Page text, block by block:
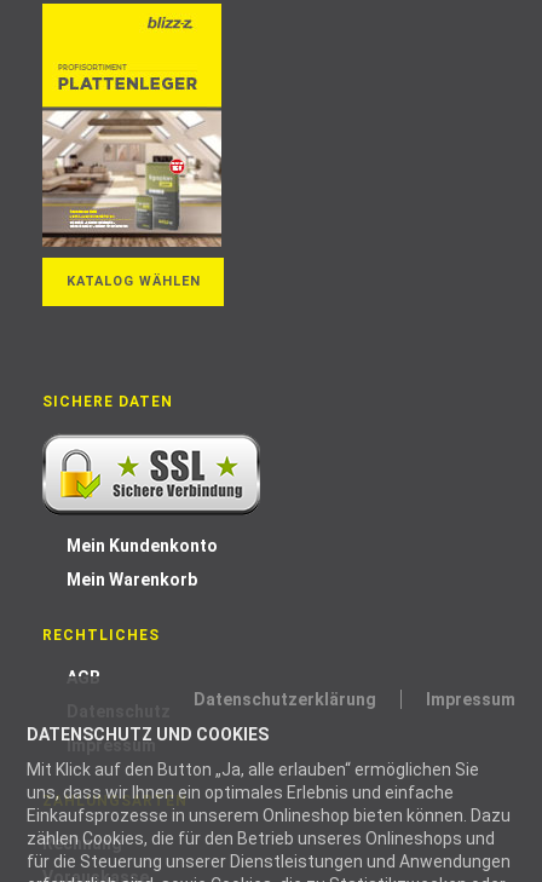
Datenschutzerklärung
Impressum
DATENSCHUTZ UND COOKIES
Mit Klick auf den Button „Ja, alle erlauben“ ermöglichen Sie
uns, dass wir Ihnen ein optimales Erlebnis und einfache
Einkaufsprozesse in unserem Onlineshop bieten können. Dazu
zählen Cookies, die für den Betrieb unseres Onlineshops und
für die Steuerung unserer Dienstleistungen und Anwendungen
KATALOG WÄHLEN
SICHERE DATEN
Mein Kundenkonto
Mein Warenkorb
RECHTLICHES
AGB
Impressum
ZAHLUNGSARTEN
Rechnung
Vorauskasse